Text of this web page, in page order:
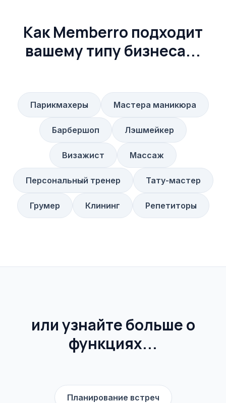
Как Memberro подходит
вашему типу бизнеса...
Парикмахеры Мастера маникюра
Барбершоп Лэшмейкер
Визажист Массаж
Персональный тренер Тату-мастер
Грумер Клининг Репетиторы
или узнайте больше о
функциях...
Планирование встреч